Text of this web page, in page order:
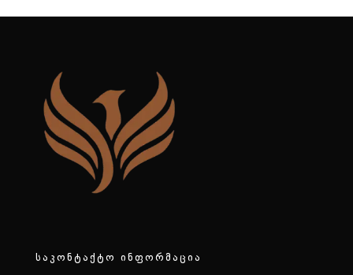
საკონტაქტო ინფორმაცია